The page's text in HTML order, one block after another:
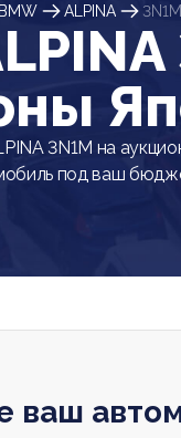
BMW ALPINA 3N1M
3N1M на
под ваш
ваш